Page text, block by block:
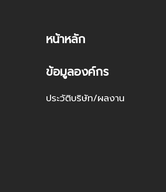
หน้าหลัก
ข้อมูลองค์กร
ประวัติบริษัท/ผลงาน